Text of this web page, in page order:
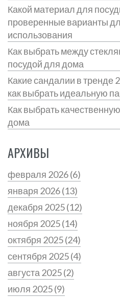
Какой материал для
проверенные варианты
использования
Как выбрать между
посудой для дома
Какие сандалии в тренде
как выбрать идеальную
Как выбрать
дома
АРХИВЫ
февраля 2026(6)
января 2026(13)
декабря 2025(12)
ноября 2025(14)
октября 2025(24)
сентября 2025(4)
августа 2025(2)
июля 2025(9)